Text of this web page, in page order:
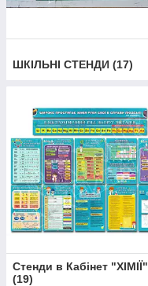
ШКІЛЬНІ СТЕНДИ (17)
Стенди в Кабінет "ХІМІЇ"
(19)